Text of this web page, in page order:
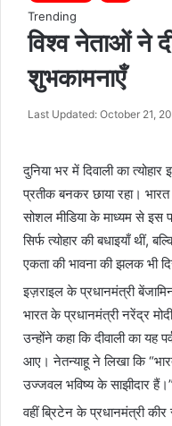
Trending
विश्व नेताओं ने
शुभकामनाएँ
Last Updated: October 21,
दुनिया भर में दिवाली का
प्रतीक बनकर छाया रहा।
सोशल मीडिया के माध्यम से इस
सिर्फ त्योहार की बधाइयाँ थीं,
एकता की भावना की झलक भी
इज़राइल के प्रधानमंत्री
भारत के प्रधानमंत्री नरेंद्र
उन्होंने कहा कि दीवाली का यह
आए। नेतन्याहू ने लिखा कि
उज्जवल भविष्य के साझीदार हैं।”
वहीं ब्रिटेन के प्रधानमंत्री